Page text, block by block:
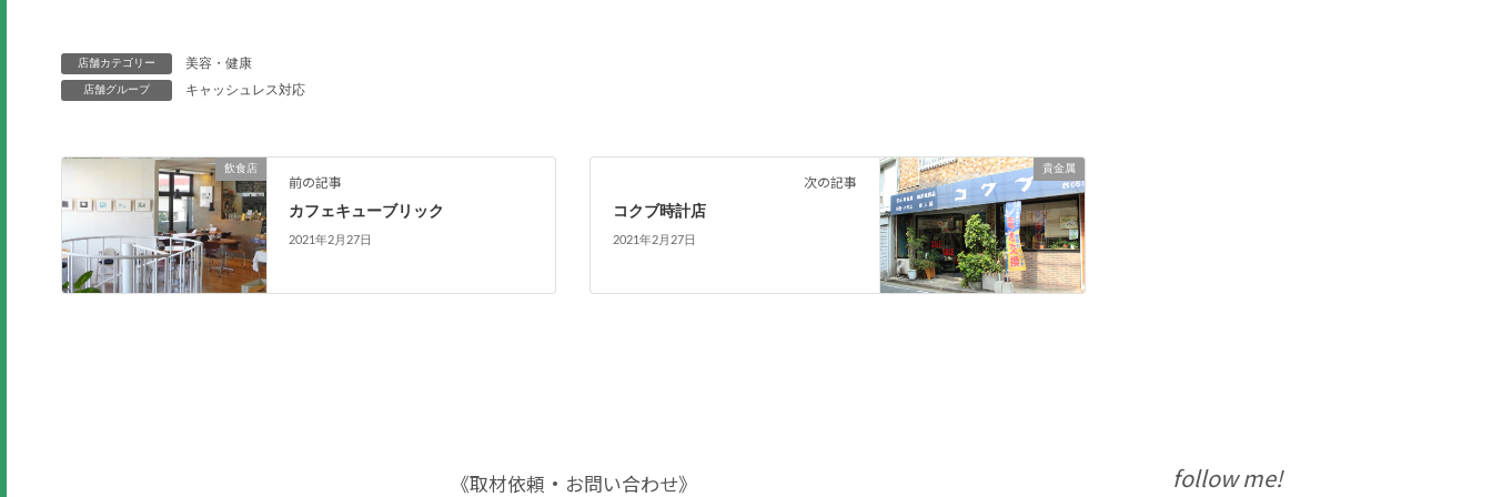
店舗カテゴリー 美容・健康
店舗グループ キャッシュレス対応
飲食店
前の記事
カフェキューブリック
2021年2月27日
貴金属
次の記事
コクブ時計店
2021年2月27日
《取材依頼・お問い合わせ》 follow me!